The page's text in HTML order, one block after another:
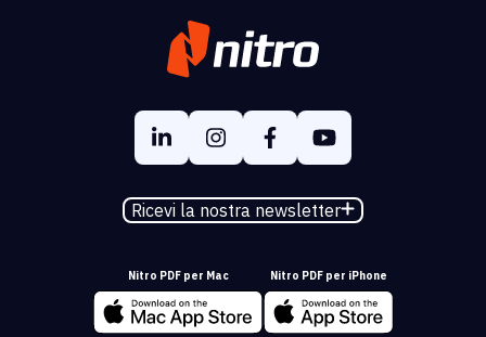
Ricevi la nostra newsletter
Nitro PDF per Mac Nitro PDF per iPhone